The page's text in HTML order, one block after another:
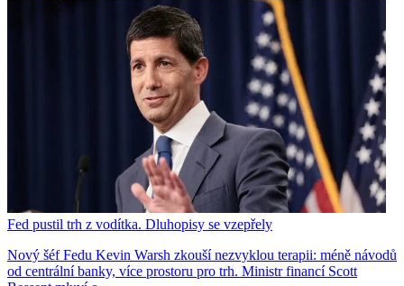
Fed pustil trh z vodítka. Dluhopisy se vzepřely
Nový šéf Fedu Kevin Warsh zkouší nezvyklou terapii: méně návodů
od centrální banky, více prostoru pro trh. Ministr financí Scott